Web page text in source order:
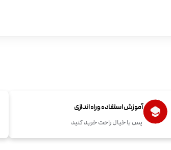
آموزش استفاده و راه اندازی
پس با خیال راحت خرید کنید